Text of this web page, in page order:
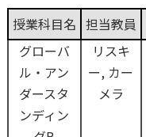
授業科目名 担当教員
グローバ
ル・アン
ダースタ
ンディン
リスキ
ー, カー
メラ